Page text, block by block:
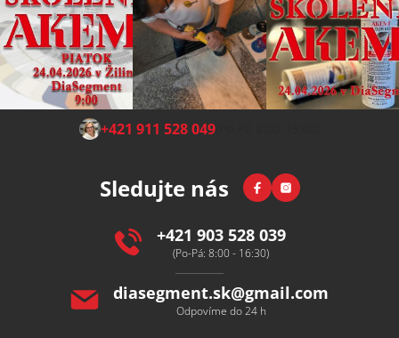
Z +421 911 528 049(Po-Pá 8:00-15:00)
Sledujte nás FacebookInstagram
+421 903 528 039
(Po-Pá: 8:00 - 16:30)
diasegment.sk@gmail.com
Odpovíme do 24 h